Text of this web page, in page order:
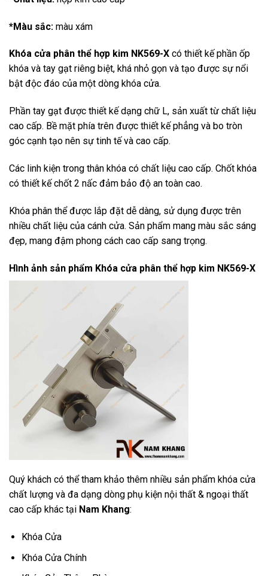
*Màu sắc: màu xám
Khóa cửa phân thể hợp kim NK569-X có thiết kế phần ốp
khóa và tay gạt riêng biệt, khá nhỏ gọn và tạo được sự nổi
bật độc đáo của một dòng khóa cửa.
Phần tay gạt được thiết kế dạng chữ L, sản xuất từ chất liệu
cao cấp. Bề mặt phía trên được thiết kế phẳng và bo tròn
góc cạnh tạo nên sự tinh tế và cao cấp.
Các linh kiện trong thân khóa có chất liệu cao cấp. Chốt khóa
có thiết kế chốt 2 nấc đảm bảo độ an toàn cao.
Khóa phân thể được lắp đặt dễ dàng, sử dụng được trên
nhiều chất liệu của cánh cửa. Sản phẩm mang màu sắc sáng
đẹp, mang đậm phong cách cao cấp sang trọng.
Hình ảnh sản phẩm Khóa cửa phân thể hợp kim NK569-X
Quý khách có thể tham khảo thêm nhiều sản phẩm khóa cửa
chất lượng và đa dạng dòng phụ kiện nội thất & ngoại thất
cao cấp khác tại Nam Khang:
Khóa Cửa
Khóa Cửa Chính